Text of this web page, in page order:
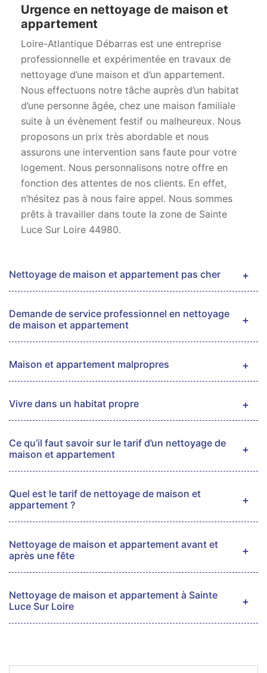
Urgence en nettoyage de maison et
appartement
Loire-Atlantique Débarras est une entreprise
professionnelle et expérimentée en travaux de
nettoyage d’une maison et d’un appartement.
Nous effectuons notre tâche auprès d’un habitat
d’une personne âgée, chez une maison familiale
suite à un évènement festif ou malheureux. Nous
proposons un prix très abordable et nous
assurons une intervention sans faute pour votre
logement. Nous personnalisons notre offre en
fonction des attentes de nos clients. En effet,
n’hésitez pas à nous faire appel. Nous sommes
prêts à travailler dans toute la zone de Sainte
Luce Sur Loire 44980.
Nettoyage de maison et appartement pas cher
Demande de service professionnel en nettoyage
de maison et appartement
Maison et appartement malpropres
Vivre dans un habitat propre
Ce qu’il faut savoir sur le tarif d’un nettoyage de
maison et appartement
Quel est le tarif de nettoyage de maison et
appartement ?
Nettoyage de maison et appartement avant et
après une fête
Nettoyage de maison et appartement à Sainte
Luce Sur Loire